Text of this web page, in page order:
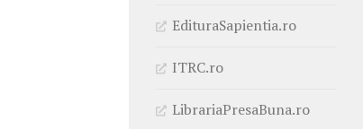
EdituraSapientia.ro
ITRC.ro
LibrariaPresaBuna.ro